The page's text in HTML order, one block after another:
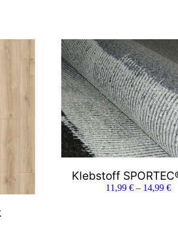
Klebstoff
11,99€ – 14,99€